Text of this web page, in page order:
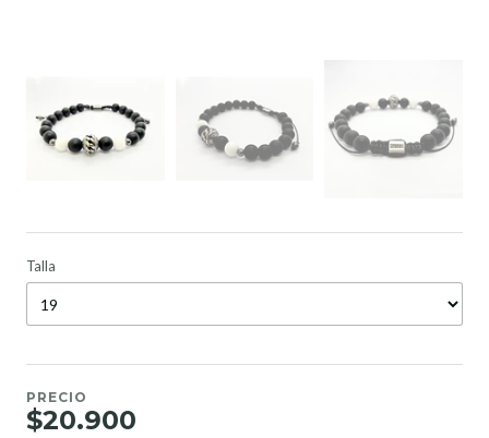
Talla
PRECIO
$20.900